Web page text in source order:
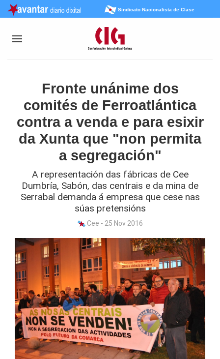
Sindicato Nacionalista de Clase
Fronte unánime dos
comités de Ferroatlántica
contra a venda e para esixir
da Xunta que "non permita
a segregación"
A representación das fábricas de Cee
Dumbría, Sabón, das centrais e da mina de
Serrabal demanda á empresa que cese nas
súas pretensións
Cee - 25 Nov 2016